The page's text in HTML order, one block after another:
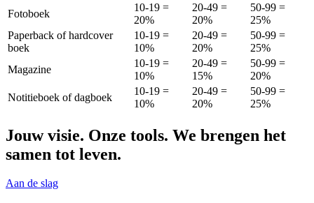
Fotoboek
10-19 =
20%
20-49 =
20%
50-99 =
25%
Paperback of hardcover
boek
10-19 =
10%
20-49 =
20%
50-99 =
25%
Magazine
10-19 =
10%
20-49 =
15%
50-99 =
20%
Notitieboek of dagboek
10-19 =
10%
20-49 =
20%
50-99 =
25%
Jouw visie. Onze tools. We brengen het
samen tot leven.
Aan de slag